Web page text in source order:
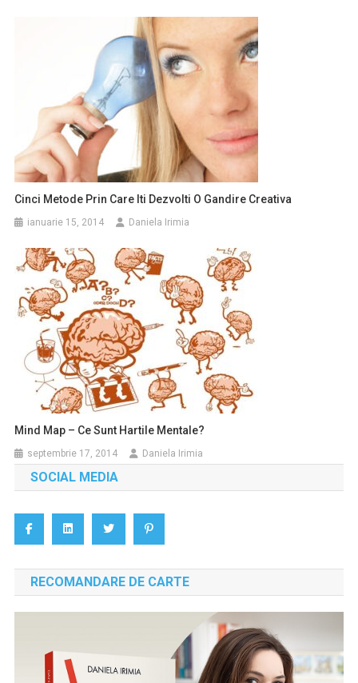
Cinci Metode Prin Care Iti Dezvolti O Gandire Creativa
ianuarie 15, 2014 Daniela Irimia
Mind Map – Ce Sunt Hartile Mentale?
septembrie 17, 2014 Daniela Irimia
SOCIAL MEDIA
RECOMANDARE DE CARTE